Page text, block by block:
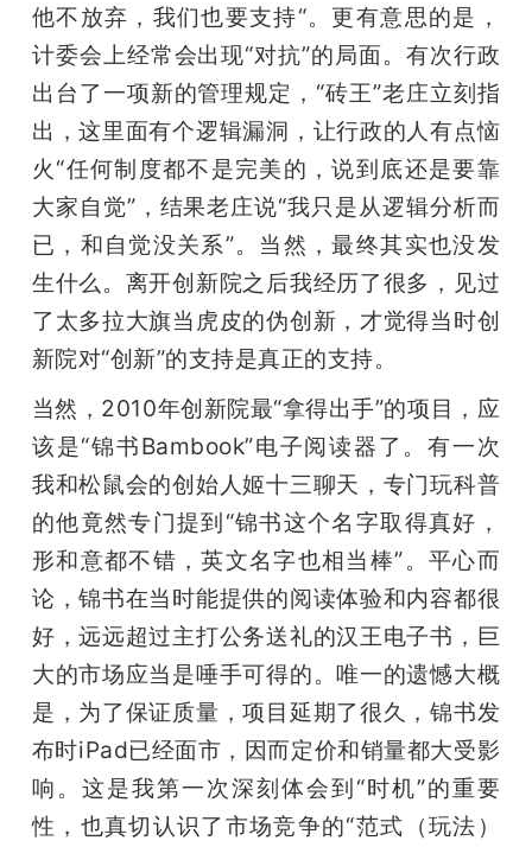
他不放弃，我们也要支持“。更有意思的是，
计委会上经常会出现“对抗”的局面。有次行政
出台了一项新的管理规定，“砖王”老庄立刻指
出，这里面有个逻辑漏洞，让行政的人有点恼
火“任何制度都不是完美的，说到底还是要靠
大家自觉”，结果老庄说“我只是从逻辑分析而
已，和自觉没关系”。当然，最终其实也没发
生什么。离开创新院之后我经历了很多，见过
了太多拉大旗当虎皮的伪创新，才觉得当时创
新院对“创新”的支持是真正的支持。
当然，2010年创新院最“拿得出手”的项目，应
该是“锦书Bambook”电子阅读器了。有一次
我和松鼠会的创始人姬十三聊天，专门玩科普
的他竟然专门提到“锦书这个名字取得真好，
形和意都不错，英文名字也相当棒”。平心而
论，锦书在当时能提供的阅读体验和内容都很
好，远远超过主打公务送礼的汉王电子书，巨
大的市场应当是唾手可得的。唯一的遗憾大概
是，为了保证质量，项目延期了很久，锦书发
布时iPad已经面市，因而定价和销量都大受影
响。这是我第一次深刻体会到“时机”的重要
性，也真切认识了市场竞争的“范式（玩法）